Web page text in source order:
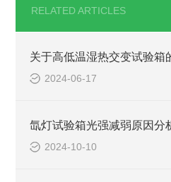
RELATED ARTICLES
2024-06-17
2024-10-10